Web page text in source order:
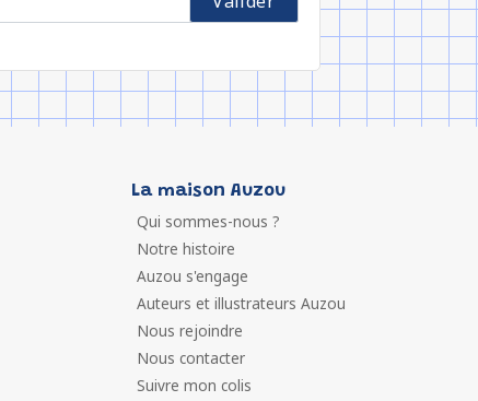
La maison Auzou
Qui sommes-nous ?
Notre histoire
Auzou s'engage
Auteurs et illustrateurs Auzou
Nous rejoindre
Nous contacter
Suivre mon colis